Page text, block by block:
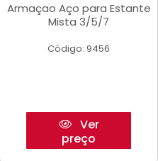
Armaçao Aço para Estante
Mista 3/5/7
Código: 9456
Ver
preço